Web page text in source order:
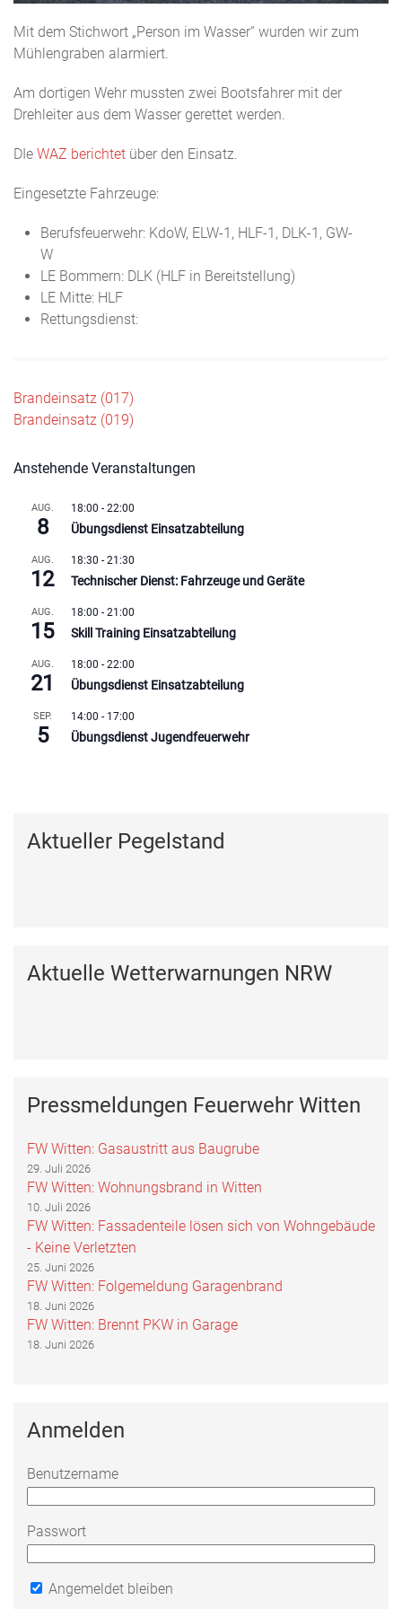
Mit dem Stichwort „Person im Wasser“ wurden wir zum
Mühlengraben alarmiert.
Am dortigen Wehr mussten zwei Bootsfahrer mit der
Drehleiter aus dem Wasser gerettet werden.
DIe WAZ berichtet über den Einsatz.
Eingesetzte Fahrzeuge:
Berufsfeuerwehr: KdoW, ELW-1, HLF-1, DLK-1, GW-
W
LE Bommern: DLK (HLF in Bereitstellung)
LE Mitte: HLF
Rettungsdienst:
Beitragsnavigation
Brandeinsatz (017)
Brandeinsatz (019)
Anstehende Veranstaltungen
AUG.
8
18:00 - 22:00
Übungsdienst Einsatzabteilung
AUG.
12
18:30 - 21:30
Technischer Dienst: Fahrzeuge und Geräte
AUG.
15
18:00 - 21:00
Skill Training Einsatzabteilung
AUG.
21
18:00 - 22:00
Übungsdienst Einsatzabteilung
SEP.
5
14:00 - 17:00
Übungsdienst Jugendfeuerwehr
Aktueller Pegelstand
Aktuelle Wetterwarnungen NRW
Pressmeldungen Feuerwehr Witten
FW Witten: Gasaustritt aus Baugrube
29. Juli 2026
FW Witten: Wohnungsbrand in Witten
10. Juli 2026
FW Witten: Fassadenteile lösen sich von Wohngebäude
- Keine Verletzten
25. Juni 2026
FW Witten: Folgemeldung Garagenbrand
18. Juni 2026
FW Witten: Brennt PKW in Garage
18. Juni 2026
Anmelden
Benutzername
Passwort
Angemeldet bleiben